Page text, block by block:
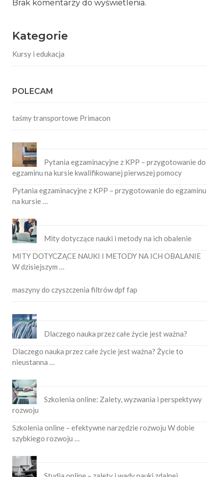
Brak komentarzy do wyświetlenia.
Kategorie
Kursy i edukacja
POLECAM
taśmy transportowe Primacon
Pytania egzaminacyjne z KPP – przygotowanie do
egzaminu na kursie kwalifikowanej pierwszej pomocy
Pytania egzaminacyjne z KPP – przygotowanie do egzaminu
na kursie …
Mity dotyczące nauki i metody na ich obalenie
MITY DOTYCZĄCE NAUKI I METODY NA ICH OBALANIE
W dzisiejszym …
maszyny do czyszczenia filtrów dpf fap
Dlaczego nauka przez całe życie jest ważna?
Dlaczego nauka przez całe życie jest ważna? Życie to
nieustanna …
Szkolenia online: Zalety, wyzwania i perspektywy
rozwoju
Szkolenia online – efektywne narzędzie rozwoju W dobie
szybkiego rozwoju …